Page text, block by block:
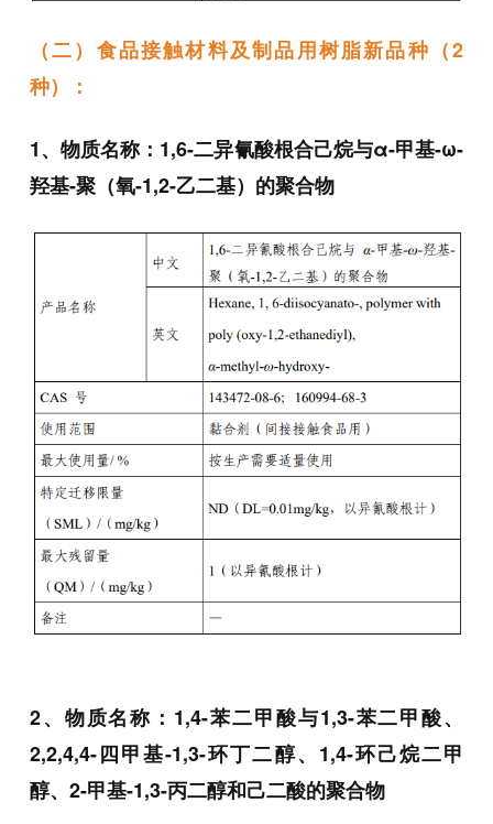
（二）食品接触材料及制品用树脂新品种（2
种）：
1、物质名称：1,6-二异氰酸根合己烷与α-甲基-ω-
羟基-聚（氧-1,2-乙二基）的聚合物
2、物质名称：1,4-苯二甲酸与1,3-苯二甲酸、
2,2,4,4-四甲基-1,3-环丁二醇、1,4-环己烷二甲
醇、2-甲基-1,3-丙二醇和己二酸的聚合物